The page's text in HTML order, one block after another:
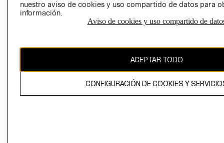
El contenido de esta página web está protegido por copyright y es
propiedad de H&M Hennes & Mauritz AB
nuestro aviso de cookies y uso compartido de datos para
información.
Aviso de cookies y uso compartido de
ACEPTAR TODO
CONFIGURACIÓN DE COOKIES Y